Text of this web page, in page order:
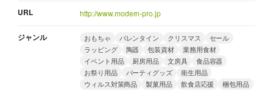
URL http://www.modern-pro.jp
ジャンル おもちゃ バレンタイン クリスマス
セール
ラッピング
陶器 包装資材
業務用食材
イベント用品
厨房用品 文房具
食品容器
お祭り用品
パーティグッズ
衛生用品
ウィルス対策商品
製菓用品 飲食店応援 梱包用品